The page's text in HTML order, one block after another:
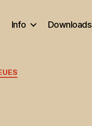
Info Downloads